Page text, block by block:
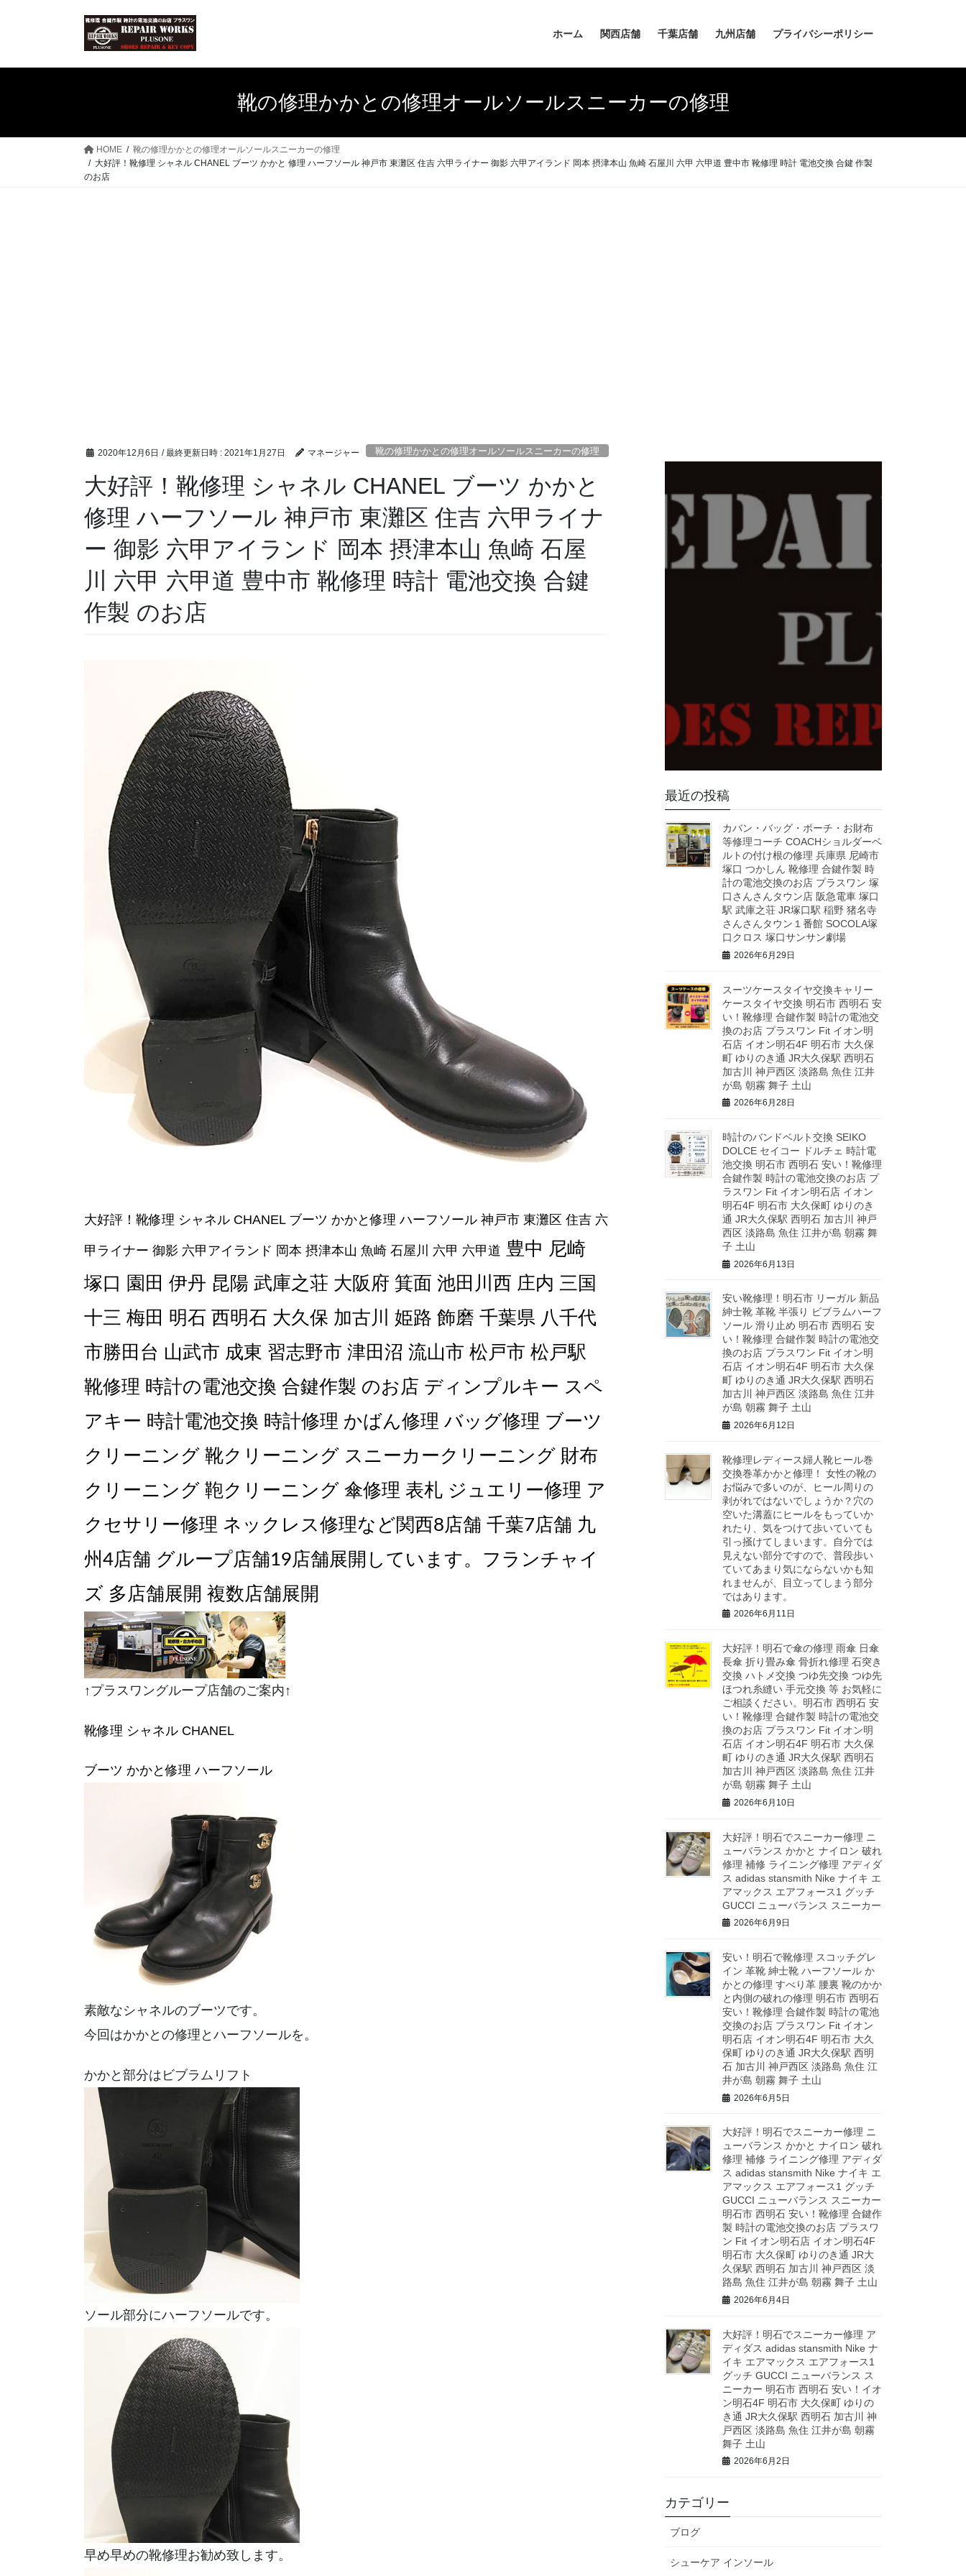
ホーム 関西店舗 千葉店舗 九州店舗 プライバシーポリシー
靴の修理かかとの修理オールソールスニーカーの修理
HOME
靴の修理かかとの修理オールソールスニーカーの修理
大好評！靴修理 シャネル CHANEL ブーツ かかと 修理 ハーフソール 神戸市 東灘区 住吉 六甲ライナー 御影 六甲アイランド 岡本 摂津本山 魚崎 石屋川 六甲 六甲道 豊中市 靴修理 時計 電池交換 合鍵 作製
のお店
2020年12月6日 / 最終更新日時 : 2021年1月27日 マネージャー 靴の修理かかとの修理オールソールスニーカーの修理
大好評！靴修理 シャネル CHANEL ブーツ かかと
修理 ハーフソール 神戸市 東灘区 住吉 六甲ライナ
ー 御影 六甲アイランド 岡本 摂津本山 魚崎 石屋
川 六甲 六甲道 豊中市 靴修理 時計 電池交換 合鍵
作製 のお店
大好評！靴修理 シャネル CHANEL ブーツ かかと修理 ハーフソール 神戸市 東灘区 住吉 六
甲ライナー 御影 六甲アイランド 岡本 摂津本山 魚崎 石屋川 六甲 六甲道 豊中 尼崎
塚口 園田 伊丹 昆陽 武庫之荘 大阪府 箕面 池田川西 庄内 三国
十三 梅田 明石 西明石 大久保 加古川 姫路 飾磨 千葉県 八千代
市勝田台 山武市 成東 習志野市 津田沼 流山市 松戸市 松戸駅
靴修理 時計の電池交換 合鍵作製 のお店 ディンプルキー スペ
アキー 時計電池交換 時計修理 かばん修理 バッグ修理 ブーツ
クリーニング 靴クリーニング スニーカークリーニング 財布
クリーニング 鞄クリーニング 傘修理 表札 ジュエリー修理 ア
クセサリー修理 ネックレス修理など関西8店舗 千葉7店舗 九
州4店舗 グループ店舗19店舗展開しています。フランチャイ
ズ 多店舗展開 複数店舗展開
↑プラスワングループ店舗のご案内↑
靴修理 シャネル CHANEL
ブーツ かかと修理 ハーフソール
素敵なシャネルのブーツです。
今回はかかとの修理とハーフソールを。
かかと部分はビブラムリフト
ソール部分にハーフソールです。
早め早めの靴修理お勧め致します。
最近の投稿
カバン・バッグ・ポーチ・お財布
等修理コーチ COACHショルダーベ
ルトの付け根の修理 兵庫県 尼崎市
塚口 つかしん 靴修理 合鍵作製 時
計の電池交換のお店 プラスワン 塚
口さんさんタウン店 阪急電車 塚口
駅 武庫之荘 JR塚口駅 稲野 猪名寺
さんさんタウン１番館 SOCOLA塚
口クロス 塚口サンサン劇場
2026年6月29日
スーツケースタイヤ交換キャリー
ケースタイヤ交換 明石市 西明石 安
い！靴修理 合鍵作製 時計の電池交
換のお店 プラスワン Fit イオン明
石店 イオン明石4F 明石市 大久保
町 ゆりのき通 JR大久保駅 西明石
加古川 神戸西区 淡路島 魚住 江井
が島 朝霧 舞子 土山
2026年6月28日
時計のバンドベルト交換 SEIKO
DOLCE セイコー ドルチェ 時計電
池交換 明石市 西明石 安い！靴修理
合鍵作製 時計の電池交換のお店 プ
ラスワン Fit イオン明石店 イオン
明石4F 明石市 大久保町 ゆりのき
通 JR大久保駅 西明石 加古川 神戸
西区 淡路島 魚住 江井が島 朝霧 舞
子 土山
2026年6月13日
安い靴修理！明石市 リーガル 新品
紳士靴 革靴 半張り ビブラムハーフ
ソール 滑り止め 明石市 西明石 安
い！靴修理 合鍵作製 時計の電池交
換のお店 プラスワン Fit イオン明
石店 イオン明石4F 明石市 大久保
町 ゆりのき通 JR大久保駅 西明石
加古川 神戸西区 淡路島 魚住 江井
が島 朝霧 舞子 土山
2026年6月12日
靴修理レディース婦人靴ヒール巻
交換巻革かかと修理！ 女性の靴の
お悩みで多いのが、ヒール周りの
剥がれではないでしょうか？穴の
空いた溝蓋にヒールをもっていか
れたり、気をつけて歩いていても
引っ掻けてしまいます。自分では
見えない部分ですので、普段歩い
ていてあまり気にならないかも知
れませんが、目立ってしまう部分
ではあります。
2026年6月11日
大好評！明石で傘の修理 雨傘 日傘
長傘 折り畳み傘 骨折れ修理 石突き
交換 ハトメ交換 つゆ先交換 つゆ先
ほつれ糸縫い 手元交換 等 お気軽に
ご相談ください。明石市 西明石 安
い！靴修理 合鍵作製 時計の電池交
換のお店 プラスワン Fit イオン明
石店 イオン明石4F 明石市 大久保
町 ゆりのき通 JR大久保駅 西明石
加古川 神戸西区 淡路島 魚住 江井
が島 朝霧 舞子 土山
2026年6月10日
大好評！明石でスニーカー修理 ニ
ューバランス かかと ナイロン 破れ
修理 補修 ライニング修理 アディダ
ス adidas stansmith Nike ナイキ エ
アマックス エアフォース1 グッチ
GUCCI ニューバランス スニーカー
2026年6月9日
安い！明石で靴修理 スコッチグレ
イン 革靴 紳士靴 ハーフソール か
かとの修理 すべり革 腰裏 靴のかか
と内側の破れの修理 明石市 西明石
安い！靴修理 合鍵作製 時計の電池
交換のお店 プラスワン Fit イオン
明石店 イオン明石4F 明石市 大久
保町 ゆりのき通 JR大久保駅 西明
石 加古川 神戸西区 淡路島 魚住 江
井が島 朝霧 舞子 土山
2026年6月5日
大好評！明石でスニーカー修理 ニ
ューバランス かかと ナイロン 破れ
修理 補修 ライニング修理 アディダ
ス adidas stansmith Nike ナイキ エ
アマックス エアフォース1 グッチ
GUCCI ニューバランス スニーカー
明石市 西明石 安い！靴修理 合鍵作
製 時計の電池交換のお店 プラスワ
ン Fit イオン明石店 イオン明石4F
明石市 大久保町 ゆりのき通 JR大
久保駅 西明石 加古川 神戸西区 淡
路島 魚住 江井が島 朝霧 舞子 土山
2026年6月4日
大好評！明石でスニーカー修理 ア
ディダス adidas stansmith Nike ナ
イキ エアマックス エアフォース1
グッチ GUCCI ニューバランス ス
ニーカー 明石市 西明石 安い！イオ
ン明石4F 明石市 大久保町 ゆりの
き通 JR大久保駅 西明石 加古川 神
戸西区 淡路島 魚住 江井が島 朝霧
舞子 土山
2026年6月2日
カテゴリー
ブログ
シューケア インソール